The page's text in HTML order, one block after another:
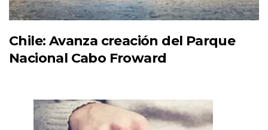
Chile: Avanza creación del Parque
Nacional Cabo Froward